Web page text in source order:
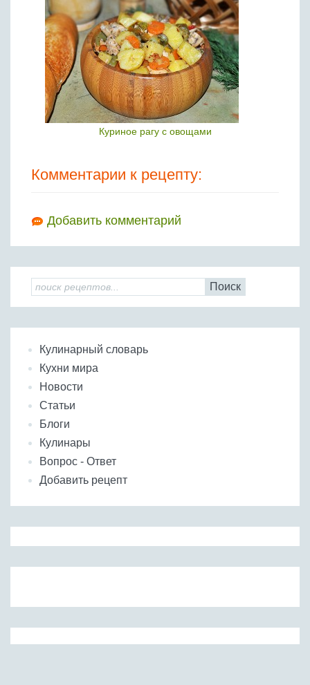
Куриное рагу с овощами
Комментарии к рецепту:
Добавить комментарий
Поиск
Кулинарный словарь
Кухни мира
Новости
Статьи
Блоги
Кулинары
Вопрос - Ответ
Добавить рецепт